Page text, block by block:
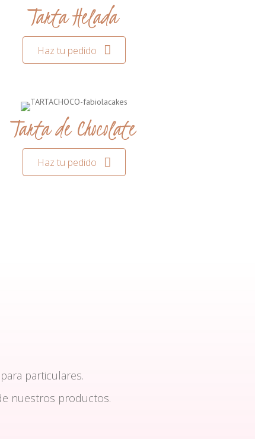
Tarta Helada
Haz tu pedido
Tarta de Chocolate
Haz tu pedido
para particulares.
nuestros productos.